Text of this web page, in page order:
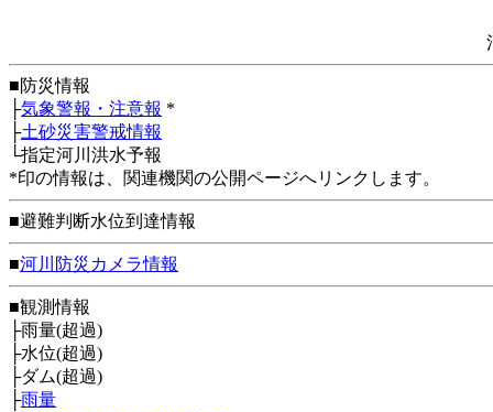
■防災情報
├気象警報・注意報 *
├土砂災害警戒情報
└指定河川洪水予報
*印の情報は、関連機関の公開ページへリンクします。
■避難判断水位到達情報
■河川防災カメラ情報
■観測情報
├雨量(超過)
├水位(超過)
├ダム(超過)
├雨量